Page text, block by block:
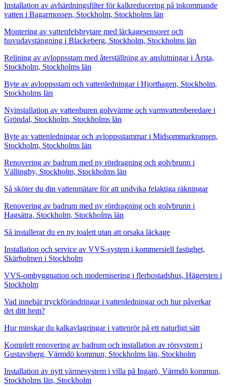
Installation av avhärdningsfilter för kalkreducering på inkommande
vatten i Bagarmossen, Stockholm, Stockholms län
Montering av vattenfelsbrytare med läckagesensorer och
huvudavstängning i Blackeberg, Stockholm, Stockholms län
Relining av avloppsstam med återställning av anslutningar i Årsta,
Stockholm, Stockholms län
Byte av avloppsstam och vattenledningar i Hjorthagen, Stockholm,
Stockholms län
Nyinstallation av vattenburen golvvärme och varmvattenberedare i
Gröndal, Stockholm, Stockholms län
Byte av vattenledningar och avloppsstammar i Midsommarkransen,
Stockholm, Stockholms län
Renovering av badrum med ny rördragning och golvbrunn i
Vällingby, Stockholm, Stockholms län
Så sköter du din vattenmätare för att undvika felaktiga räkningar
Renovering av badrum med ny rördragning och golvbrunn i
Hagsätra, Stockholm, Stockholms län
Så installerar du en ny toalett utan att orsaka läckage
Installation och service av VVS-system i kommersiell fastighet,
Skärholmen i Stockholm
VVS-ombyggnation och modernisering i flerbostadshus, Hägersten i
Stockholm
Vad innebär tryckförändringar i vattenledningar och hur påverkar
det ditt hem?
Hur minskar du kalkavlagringar i vattenrör på ett naturligt sätt
Komplett renovering av badrum och installation av rörsystem i
Gustavsberg, Värmdö kommun, Stockholms län, Stockholm
Installation av nytt värmesystem i villa på Ingarö, Värmdö kommun,
Stockholms län, Stockholm